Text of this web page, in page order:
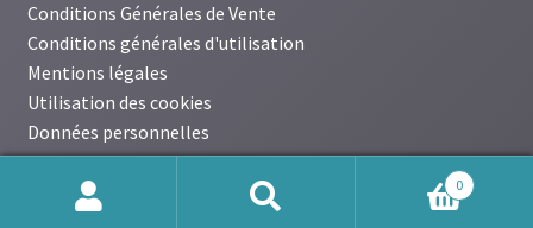
Conditions Générales de Vente
Conditions générales d'utilisation
Mentions légales
Utilisation des cookies
Données personnelles
0